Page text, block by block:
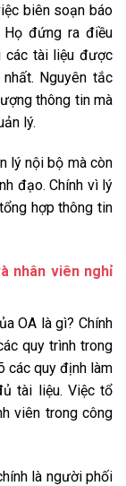
biên soạn báo
Họ đứng ra điều
các tài liệu được
Nguyên tắc
thông tin mà
lý.
lý nội bộ mà còn
đạo. Chính vì lý
hợp thông tin
nhân viên nghỉ
OA là gì? Chính
quy trình trong
các quy định làm
tài liệu. Việc tổ
viên trong công
là người phối